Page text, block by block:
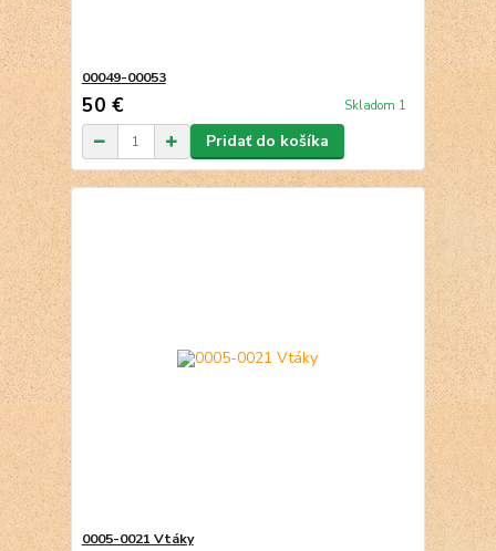
00049-00053
50 € Skladom 1
Pridať do košíka
0005-0021 Vtáky